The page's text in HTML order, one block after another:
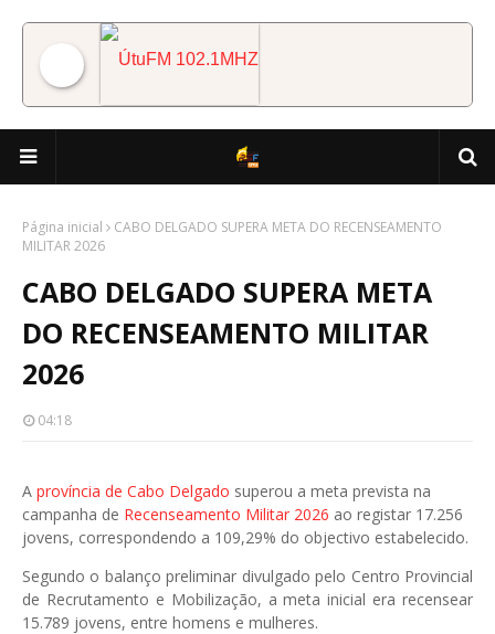
ÚtuFM 102.1MHZ
Página inicial
CABO DELGADO SUPERA META DO RECENSEAMENTO
MILITAR 2026
CABO DELGADO SUPERA META
DO RECENSEAMENTO MILITAR
2026
04:18
A província de Cabo Delgado superou a meta prevista na
campanha de Recenseamento Militar 2026 ao registar 17.256
jovens, correspondendo a 109,29% do objectivo estabelecido.
Segundo o balanço preliminar divulgado pelo Centro Provincial
de Recrutamento e Mobilização, a meta inicial era recensear
15.789 jovens, entre homens e mulheres.